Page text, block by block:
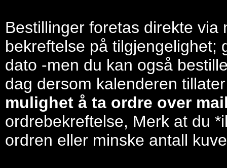
Bestillinger foretas direkte
bekreftelse på tilgjengelighet;
dato -men du kan også
dag dersom kalenderen
mulighet å ta ordre over
ordrebekreftelse, Merk at du
ordren eller minske antall